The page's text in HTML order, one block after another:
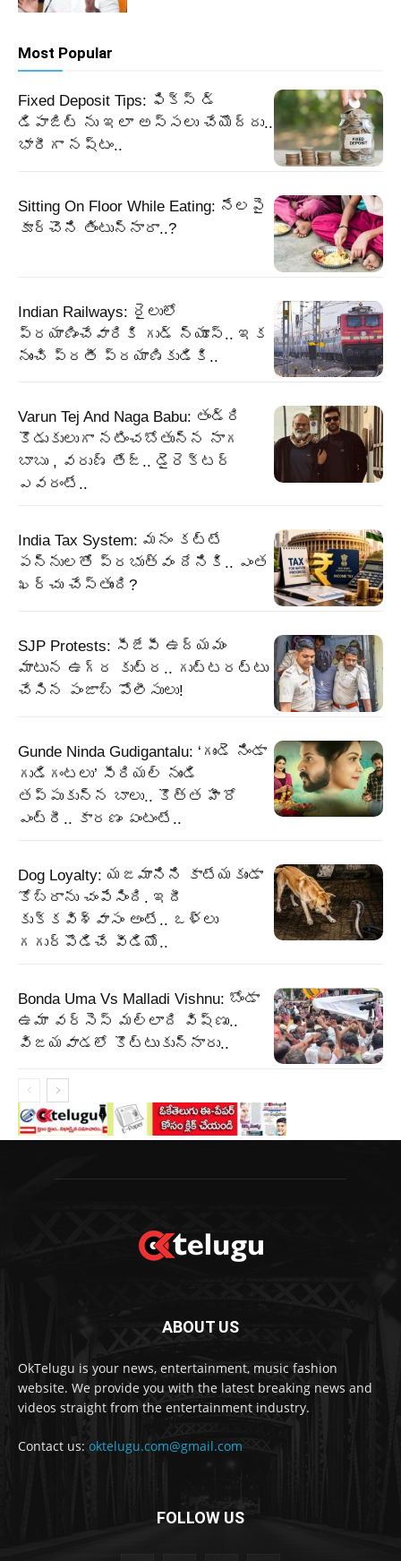
Most Popular
Fixed Deposit Tips: ఫిక్స్ డ్
డిపాజిట్ ను ఇలా అస్సలు చేయొద్దు..
భారీగా నష్టం..
Sitting On Floor While Eating: నేలపై
కూర్చొని తింటున్నారా..?
Indian Railways: రైలులో
ప్రయాణించేవారికి గుడ్ న్యూస్.. ఇక
నుంచి ప్రతీ ప్రయాణికుడికి..
Varun Tej And Naga Babu: తండ్రి
కొడుకులుగా నటించబోతున్న నాగ
బాబు , వరుణ్ తేజ్.. డైరెక్టర్
ఎవరంటే..
India Tax System: మనం కట్టే
పన్నులతో ప్రభుత్వం దేనికి.. ఎంత
ఖర్చు చేస్తుంది?
SJP Protests: సీజేపీ ఉద్యమం
మాటున ఉగ్ర కుట్ర.. గుట్టరట్టు
చేసిన పంజాబ్‌ పోలీసులు!
Gunde Ninda Gudigantalu: ‘గుండె నిండా
గుడిగంటలు’ సీరియల్ నుండి
తప్పుకున్న బాలు.. కొత్త హీరో
ఎంట్రీ.. కారణం ఏంటంటే..
Dog Loyalty: యజమానిని కాటేయకుండా
కోబ్రాను చంపేసింది. ఇదీ
కుక్కవిశ్వాసం అంటే.. ఒళ్లు
గగుర్పొడిచే వీడియో..
Bonda Uma Vs Malladi Vishnu: బోండా
ఉమా వర్సెస్ మల్లాది విష్ణు..
విజయవాడలో కొట్టుకున్నారు..
ABOUT US
OkTelugu is your news, entertainment, music fashion
website. We provide you with the latest breaking news and
videos straight from the entertainment industry.
Contact us: oktelugu.com@gmail.com
FOLLOW US